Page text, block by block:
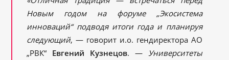
Новым годом на форуме „Экосистема
инноваций“ подводя итоги года и планируя
следующий, — говорит и.о. гендиректора АО
„РВК“ Евгений Кузнецов. — Университеты